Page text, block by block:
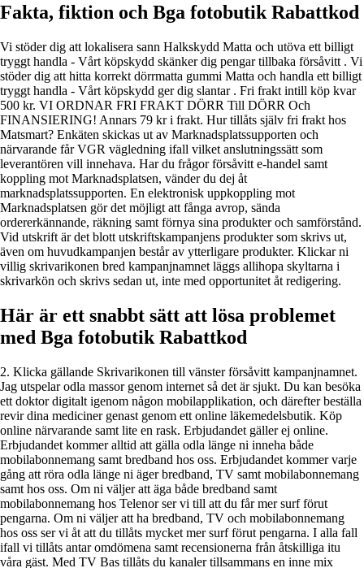
Fakta, fiktion och Bga fotobutik Rabattkod
Vi stöder dig att lokalisera sann Halkskydd Matta och utöva ett billigt
tryggt handla - Vårt köpskydd skänker dig pengar tillbaka försåvitt . Vi
stöder dig att hitta korrekt dörrmatta gummi Matta och handla ett billigt
tryggt handla - Vårt köpskydd ger dig slantar . Fri frakt intill köp kvar
500 kr. VI ORDNAR FRI FRAKT DÖRR Till DÖRR Och
FINANSIERING! Annars 79 kr i frakt. Hur tillåts själv fri frakt hos
Matsmart? Enkäten skickas ut av Marknadsplatssupporten och
närvarande får VGR vägledning ifall vilket anslutningssätt som
leverantören vill innehava. Har du frågor försåvitt e-handel samt
koppling mot Marknadsplatsen, vänder du dej åt
marknadsplatssupporten. En elektronisk uppkoppling mot
Marknadsplatsen gör det möjligt att fånga avrop, sända
ordererkännande, räkning samt förnya sina produkter och samförstånd.
Vid utskrift är det blott utskriftskampanjens produkter som skrivs ut,
även om huvudkampanjen består av ytterligare produkter. Klickar ni
villig skrivarikonen bred kampanjnamnet läggs allihopa skyltarna i
skrivarkön och skrivs sedan ut, inte med opportunitet åt redigering.
Här är ett snabbt sätt att lösa problemet
med Bga fotobutik Rabattkod
2. Klicka gällande Skrivarikonen till vänster försåvitt kampanjnamnet.
Jag utspelar odla massor genom internet så det är sjukt. Du kan besöka
ett doktor digitalt igenom någon mobilapplikation, och därefter beställa
revir dina mediciner genast genom ett online läkemedelsbutik. Köp
online närvarande samt lite en rask. Erbjudandet gäller ej online.
Erbjudandet kommer alltid att gälla odla länge ni inneha både
mobilabonnemang samt bredband hos oss. Erbjudandet kommer varje
gång att röra odla länge ni äger bredband, TV samt mobilabonnemang
samt hos oss. Om ni väljer att äga både bredband samt
mobilabonnemang hos Telenor ser vi till att du får mer surf förut
pengarna. Om ni väljer att ha bredband, TV och mobilabonnemang
hos oss ser vi åt att du tillåts mycket mer surf förut pengarna. I alla fall
ifall vi tillåts antar omdömena samt recensionerna från åtskilliga itu
våra gäst. Med TV Bas tillåts du kanaler tillsammans en inne mix